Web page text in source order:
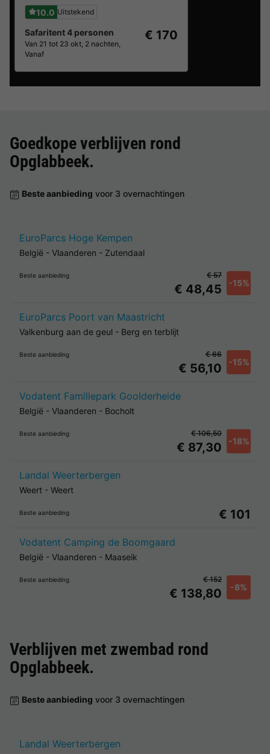
10.0 Uitstekend
Safaritent 4 personen
Van 21 tot 23 okt, 2 nachten,
Vanaf
€ 170
Goedkope verblijven rond
Opglabbeek.
Beste aanbieding voor 3 overnachtingen
EuroParcs Hoge Kempen
België - Vlaanderen - Zutendaal
Beste aanbieding
€ 48,45 -15%
€ 57
EuroParcs Poort van Maastricht
Valkenburg aan de geul - Berg en terblijt
Beste aanbieding
€ 56,10 -15%
€ 66
Vodatent Familiepark Goolderheide
België - Vlaanderen - Bocholt
Beste aanbieding
€ 87,30 -18%
€ 106,50
Landal Weerterbergen
Weert - Weert
Beste aanbieding € 101
Vodatent Camping de Boomgaard
België - Vlaanderen - Maaseik
Beste aanbieding
€ 138,80 -8%
€ 152
Verblijven met zwembad rond
Opglabbeek.
Beste aanbieding voor 3 overnachtingen
Landal Weerterbergen